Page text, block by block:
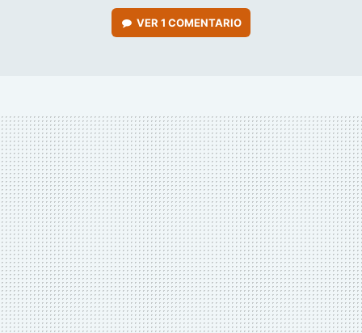
VER 1 COMENTARIO